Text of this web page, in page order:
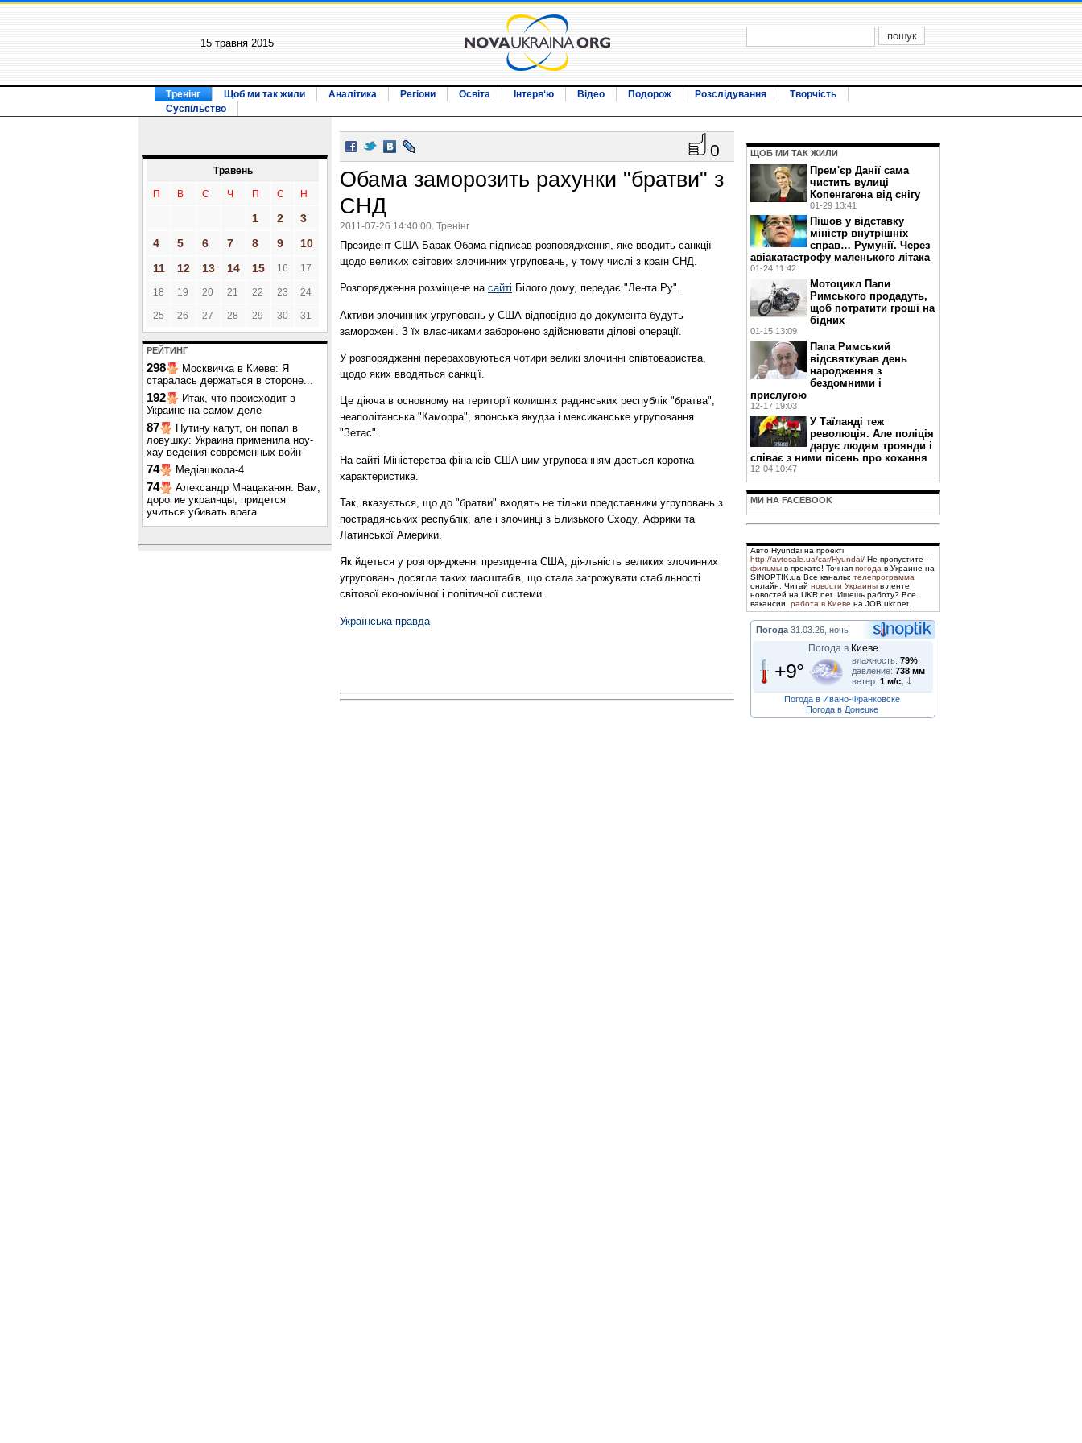
15 травня 2015
Тренінг Щоб ми так жили Аналітика Регіони Освіта Інтерв‘ю Відео Подорож Розслідування
Творчість
Суспільство
Травень
П В С Ч П С Н
1 2
3
4
5 6 7 8 9
10
11
12 13 14 15 16 17
18 19 20 21 22 23 24
25 26 27 28 29 30 31
РЕЙТИНГ
298
Москвичка в Киеве: Я
старалась держаться в стороне...
192
Итак, что происходит в
Украине на самом деле
87
Путину капут, он попал в
ловушку: Украина применила ноу-
хау ведения современных войн
74 Медіашкола-4
74
Александр Мнацаканян: Вам,
дорогие украинцы, придется
учиться убивать врага
0
Обама заморозить рахунки "братви" з
СНД
2011-07-26 14:40:00. Тренінг
Президент США Барак Обама підписав розпорядження, яке вводить санкції
щодо великих світових злочинних угруповань, у тому числі з країн СНД.
Розпорядження розміщене на сайті Білого дому, передає "Лента.Ру".
Активи злочинних угруповань у США відповідно до документа будуть
заморожені. З їх власниками заборонено здійснювати ділові операції.
У розпорядженні перераховуються чотири великі злочинні співтовариства,
щодо яких вводяться санкції.
Це діюча в основному на території колишніх радянських республік "братва",
неаполітанська "Каморра", японська якудза і мексиканське угруповання
"Зетас".
На сайті Міністерства фінансів США цим угрупованням дається коротка
характеристика.
Так, вказується, що до "братви" входять не тільки представники угруповань з
пострадянських республік, але і злочинці з Близького Сходу, Африки та
Латинської Америки.
Як йдеться у розпорядженні президента США, діяльність великих злочинних
угруповань досягла таких масштабів, що стала загрожувати стабільності
світової економічної і політичної системи.
Українська правда
ЩОБ МИ ТАК ЖИЛИ
Прем'єр Данії сама
чистить вулиці
Копенгагена від снігу
01-29 13:41
Пішов у відставку
міністр внутрішніх
справ… Румунії. Через
авіакатастрофу маленького літака
01-24 11:42
Мотоцикл Папи
Римського продадуть,
щоб потратити гроші на
бідних
01-15 13:09
Папа Римський
відсвяткував день
народження з
бездомними і
прислугою
12-17 19:03
У Таїланді теж
революція. Але поліція
дарує людям троянди і
співає з ними пісень про кохання
12-04 10:47
МИ НА FACEBOOK
Авто Hyundai на проекті
http://avtosale.ua/car/Hyundai/ Не пропустите -
фильмы в прокате! Точная погода в Украине на
SINOPTIK.ua Все каналы: телепрограмма
онлайн. Читай новости Украины в ленте
новостей на UKR.net. Ищешь работу? Все
вакансии, работа в Киеве на JOB.ukr.net.
Погода 31.03.26, ночь
Погода в Киеве
+9° влажность: 79%
давление: 738 мм
ветер: 1 м/с,
Погода в Ивано-Франковске
Погода в Донецке